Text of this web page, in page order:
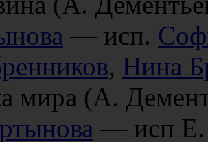
— исп.
, Нина
мира (А.
— исп Е.